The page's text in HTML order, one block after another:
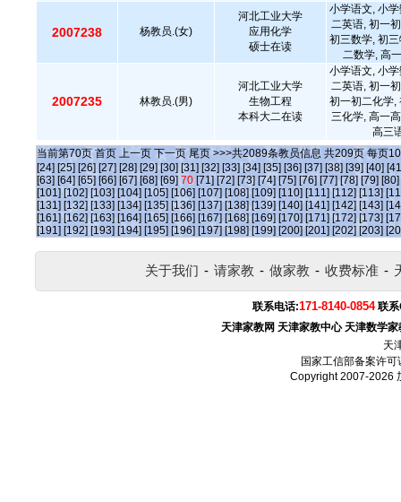
2007238 杨教员.(女)
河北工业大学
应用化学
硕士在读
小学语文, 小
二英语, 初一
初三数学, 初
二数学, 高
2007235 林教员.(男)
河北工业大学
生物工程
本科大二在读
小学语文, 小
二英语, 初一
初一初二化学,
三化学, 高一
高三
当前第70页 首页 上一页 下一页 尾页 >>>共2089条教员信息 共209页 每页10
[24] [25] [26] [27] [28] [29] [30] [31] [32] [33] [34] [35] [36] [37] [38] [39] [40]
[63] [64] [65] [66] [67] [68] [69] 70 [71] [72] [73] [74] [75] [76] [77] [78] [79] [80]
[101] [102] [103] [104] [105] [106] [107] [108] [109] [110] [111] [112] [113]
[131] [132] [133] [134] [135] [136] [137] [138] [139] [140] [141] [142] [143]
[161] [162] [163] [164] [165] [166] [167] [168] [169] [170] [171] [172] [173]
[191] [192] [193] [194] [195] [196] [197] [198] [199] [200] [201] [202] [203]
关于我们 - 请家教 - 做家教 - 收费标准 -
联系电话:171-8140-0854 联
天津家教网 天津家教中心 天津数学家
天
国家工信部备案许可
Copyright 2007-2026